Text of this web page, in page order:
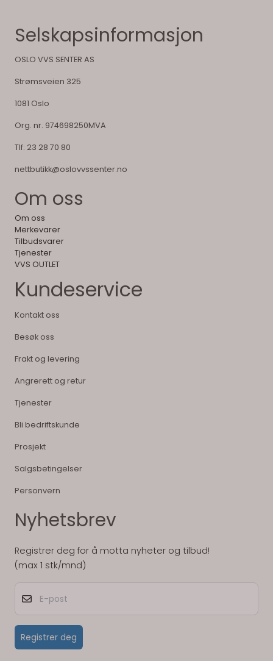
Selskapsinformasjon
OSLO VVS SENTER AS
Strømsveien 325
1081 Oslo
Org. nr. 974698250MVA
Tlf: 23 28 70 80
nettbutikk@oslovvssenter.no
Om oss
Om oss
Merkevarer
Tilbudsvarer
Tjenester
VVS OUTLET
Kundeservice
Kontakt oss
Besøk oss
Frakt og levering
Angrerett og retur
Tjenester
Bli bedriftskunde
Prosjekt
Salgsbetingelser
Personvern
Nyhetsbrev
Registrer deg for å motta nyheter og tilbud!
(max 1 stk/mnd)
Registrer deg